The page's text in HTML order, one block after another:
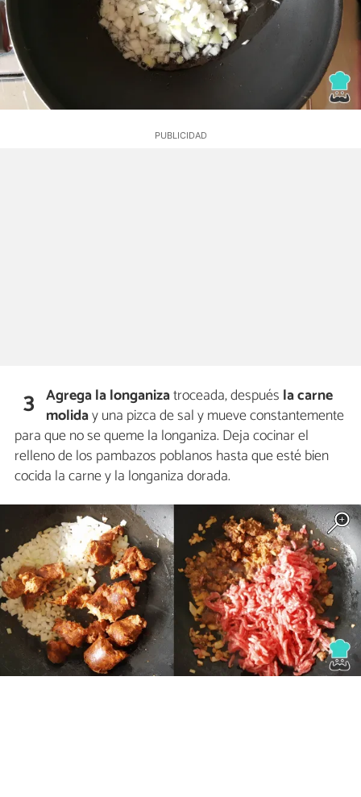
3 Agrega la longanizatroceada, después la carne
moliday una pizca de sal y mueve constantemente
para que no se queme la longaniza. Deja cocinar el
relleno de los pambazos poblanos hasta que esté bien
cocida la carne y la longaniza dorada.